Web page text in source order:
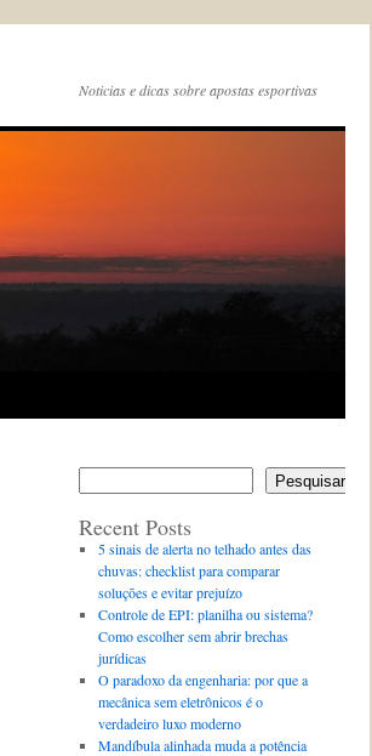
Noticias e dicas sobre apostas esportivas
Pesquisar
Recent Posts
5 sinais de alerta no telhado antes das
chuvas: checklist para comparar
soluções e evitar prejuízo
Controle de EPI: planilha ou sistema?
Como escolher sem abrir brechas
jurídicas
O paradoxo da engenharia: por que a
mecânica sem eletrônicos é o
verdadeiro luxo moderno
Mandíbula alinhada muda a potência